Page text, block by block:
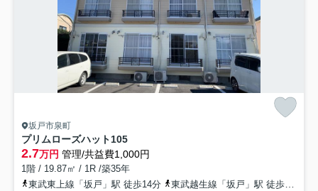
坂戸市泉町
プリムローズハット105
2.7万円 管理/共益費1,000円
1階 / 19.87㎡ / 1R /築35年
東武東上線「坂戸」駅 徒歩14分
東武越生線「坂戸」駅 徒歩14分